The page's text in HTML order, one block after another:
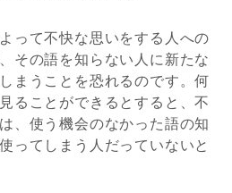
って不快な思いをする人への
その語を知らない人に新たな
まうことを恐れるのです。何
ることができるとすると、不
、使う機会のなかった語の知
ってしまう人だっていないと